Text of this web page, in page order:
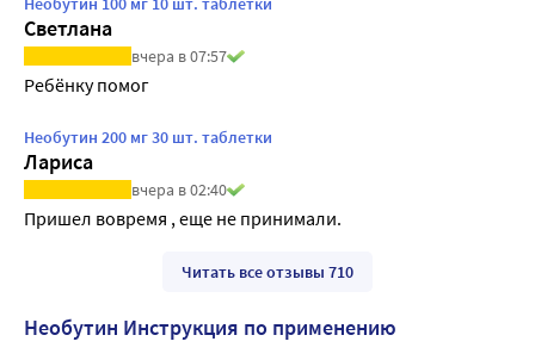
Светлана
вчера в 07:57
Ребёнку помог
Необутин 200 мг 30 шт. таблетки
Лариса
вчера в 02:40
Пришел вовремя , еще не принимали.
Читать все отзывы 710
Необутин Инструкция по применению